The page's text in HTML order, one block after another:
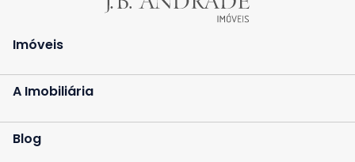
Imóveis
A Imobiliária
Blog